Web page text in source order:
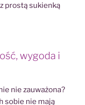
prostą sukienką
wygoda i
nie zauważona?
sobie nie mają